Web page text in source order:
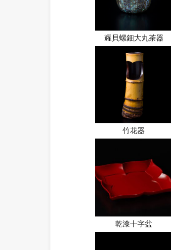
耀貝螺鈿大丸茶器
竹花器
乾漆十字盆